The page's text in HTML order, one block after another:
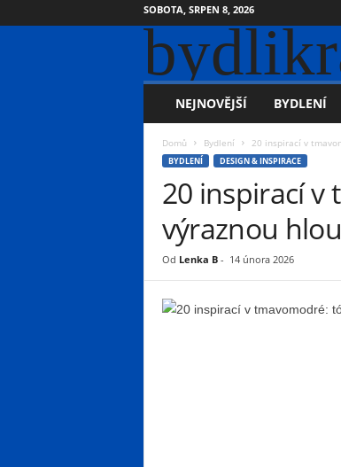
SOBOTA, SRPEN 8, 2026
NEJNOVĚJŠÍ BYDLENÍ
Domů Bydlení 20 inspirací v
BYDLENÍ DESIGN & INSPIRACE
20 inspirací v
výraznou
Od Lenka B- 14 února 2026